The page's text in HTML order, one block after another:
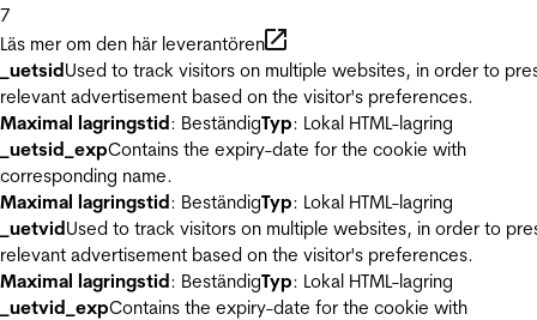
7
Läs mer om den här leverantören
_uetsidUsed to track visitors on multiple websites, in order to
relevant advertisement based on the visitor's preferences.
Maximal lagringstid: BeständigTyp: Lokal HTML-lagring
_uetsid_expContains the expiry-date for the cookie with
corresponding name.
Maximal lagringstid: BeständigTyp: Lokal HTML-lagring
_uetvidUsed to track visitors on multiple websites, in order to
relevant advertisement based on the visitor's preferences.
Maximal lagringstid: BeständigTyp: Lokal HTML-lagring
_uetvid_expContains the expiry-date for the cookie with